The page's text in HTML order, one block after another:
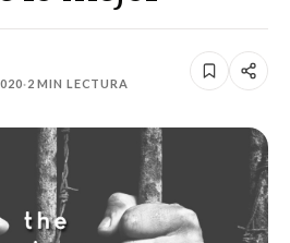
·2 MIN LECTURA